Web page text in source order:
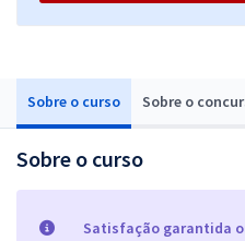
Sobre o curso Sobre o
Sobre o curso
Satisfação garantida